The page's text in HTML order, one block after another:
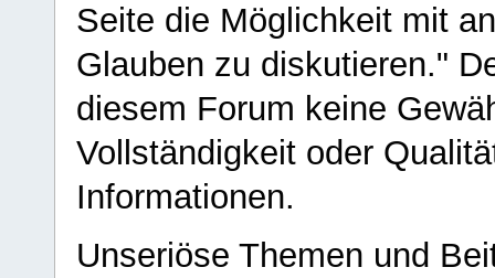
Seite die Möglichkeit mit
Glauben zu diskutieren."
diesem Forum keine
Vollständigkeit oder
Informationen.
Unseriöse Themen und